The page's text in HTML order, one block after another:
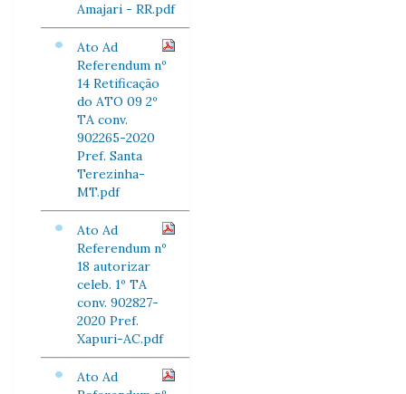
Amajari - RR.pdf
Ato Ad
Referendum nº
14 Retificação
do ATO 09 2º
TA conv.
902265-2020
Pref. Santa
Terezinha-
MT.pdf
Ato Ad
Referendum nº
18 autorizar
celeb. 1º TA
conv. 902827-
2020 Pref.
Xapuri-AC.pdf
Ato Ad